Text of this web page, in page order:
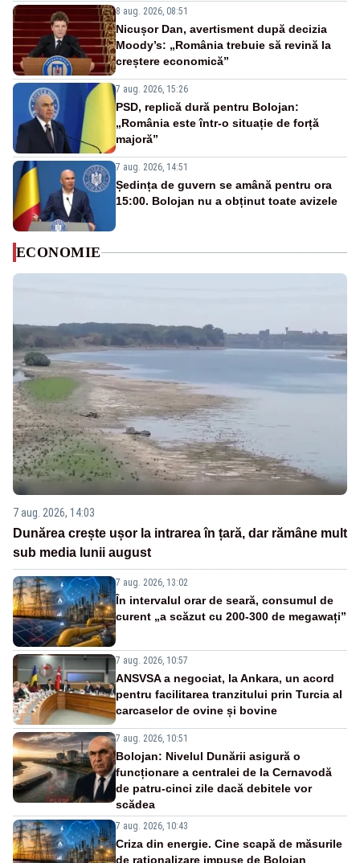
8 aug. 2026, 08:51
Nicușor Dan, avertisment după decizia
Moody’s: „România trebuie să revină la
creștere economică”
7 aug. 2026, 15:26
PSD, replică dură pentru Bolojan:
„România este într-o situație de forță
majoră”
7 aug. 2026, 14:51
Ședința de guvern se amână pentru ora
15:00. Bolojan nu a obținut toate avizele
ECONOMIE
7 aug. 2026, 14:03
Dunărea crește ușor la intrarea în țară, dar rămâne mult
sub media lunii august
7 aug. 2026, 13:02
În intervalul orar de seară, consumul de
curent „a scăzut cu 200-300 de megawați”
7 aug. 2026, 10:57
ANSVSA a negociat, la Ankara, un acord
pentru facilitarea tranzitului prin Turcia al
carcaselor de ovine și bovine
7 aug. 2026, 10:51
Bolojan: Nivelul Dunării asigură o
funcționare a centralei de la Cernavodă
de patru-cinci zile dacă debitele vor
scădea
7 aug. 2026, 10:43
Criza din energie. Cine scapă de măsurile
de raționalizare impuse de Bolojan